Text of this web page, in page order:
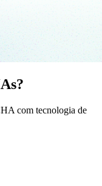
com tecnologia de